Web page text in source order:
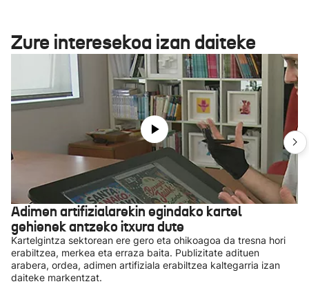
Zure interesekoa izan daiteke
Adimen artifizialarekin egindako kartel
gehienek antzeko itxura dute
Kartelgintza sektorean ere gero eta ohikoagoa da tresna hori
erabiltzea, merkea eta erraza baita. Publizitate adituen
arabera, ordea, adimen artifiziala erabiltzea kaltegarria izan
daiteke markentzat.